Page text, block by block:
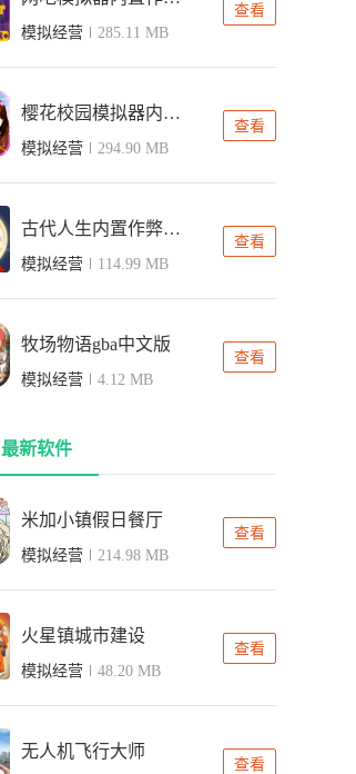
模拟经营 285.11 MB
查看
樱花校园模拟器内置ff菜单版
模拟经营 294.90 MB
查看
古代人生内置作弊菜单版
模拟经营 114.99 MB
查看
牧场物语gba中文版
模拟经营 4.12 MB
查看
最新软件
米加小镇假日餐厅
模拟经营 214.98 MB
查看
火星镇城市建设
模拟经营 48.20 MB
查看
无人机飞行大师
查看